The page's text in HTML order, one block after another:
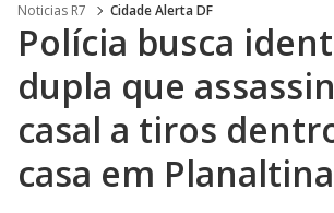
Noticias R7 Cidade Alerta DF
Polícia busca
dupla que
casal a tiros
casa em Planaltina